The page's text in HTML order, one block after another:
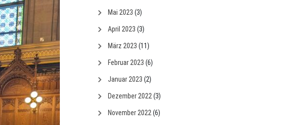
Mai 2023 (3)
April 2023 (3)
März 2023 (11)
Februar 2023 (6)
Januar 2023 (2)
Dezember 2022 (3)
November 2022 (6)